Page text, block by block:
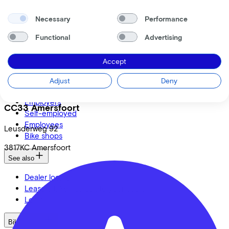
CC33 Amersfoort
Leusderweg 92
3817KC Amersfoort
We enable mobility
Employers
Self-employed
Employees
Bike shops
See also
Dealer locator
Lease a bike? Calculate your costs
Login
Bike brands
Necessary Performance
Functional Advertising
Accept
Adjust Deny